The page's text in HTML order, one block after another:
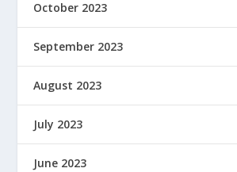
October 2023
September 2023
August 2023
July 2023
June 2023